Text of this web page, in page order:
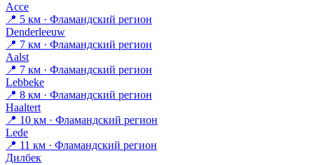
Ассе
📍 5 км · Фламандский регион
Denderleeuw
📍 7 км · Фламандский регион
Aalst
📍 7 км · Фламандский регион
Lebbeke
📍 8 км · Фламандский регион
Haaltert
📍 10 км · Фламандский регион
Lede
📍 11 км · Фламандский регион
Дилбек